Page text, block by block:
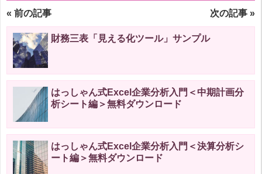
« 前の記事 次の記事 »
財務三表「見える化ツール」サンプル
はっしゃん式Excel企業分析入門＜中期計画分
析シート編＞無料ダウンロード
はっしゃん式Excel企業分析入門＜決算分析シ
ート編＞無料ダウンロード